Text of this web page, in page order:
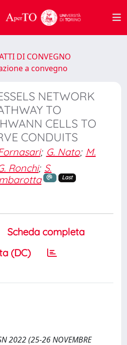
DI CONVEGNO
a convegno
NETWORK
TO
CELLS TO
CONDUITS
; G. Nato; M.
Ronchi; S.
Last
Scheda completa
(DC)
2022 (25-26 NOVEMBRE